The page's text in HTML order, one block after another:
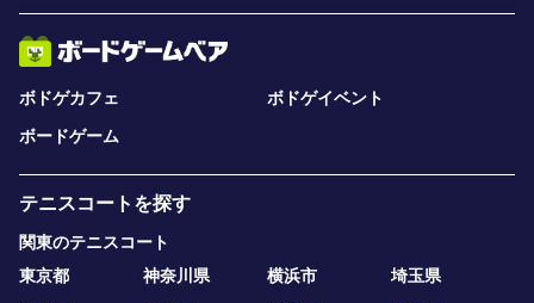
ボドゲカフェ
ボドゲイベント
ボードゲーム
テニスコートを探す
関東のテニスコート
東京都
神奈川県 横浜市
埼玉県